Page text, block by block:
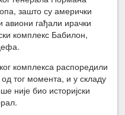
зашто су амерички
авиони гађали ирачки
комплекс Бабилон,
комплекса распоредили
од тог момента, и у складу
није био историјски